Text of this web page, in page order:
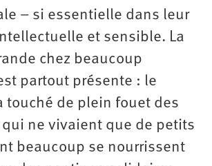
– si essentielle dans leur
et sensible. La
chez beaucoup
partout présente : le
touché de plein fouet des
ne vivaient que de petits
beaucoup se nourrissent